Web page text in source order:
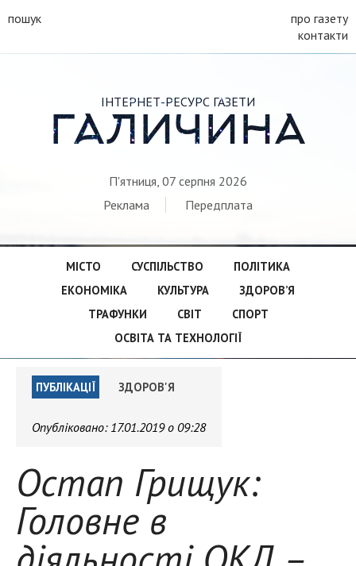
пошук
про газету
контакти
ІНТЕРНЕТ-РЕСУРС ГАЗЕТИ
ГАЛИЧИНА
П'ятниця, 07 серпня 2026
Реклама
Передплата
МІСТО СУСПІЛЬСТВО
ПОЛІТИКА
ЕКОНОМІКА
КУЛЬТУРА
ЗДОРОВ’Я
ТРАФУНКИ
СВІТ
СПОРТ
ОСВІТА ТА ТЕХНОЛОГІЇ
ПУБЛІКАЦІЇ ЗДОРОВ'Я
Опубліковано: 17.01.2019 о 09:28
Остап Грищук:
Головне в